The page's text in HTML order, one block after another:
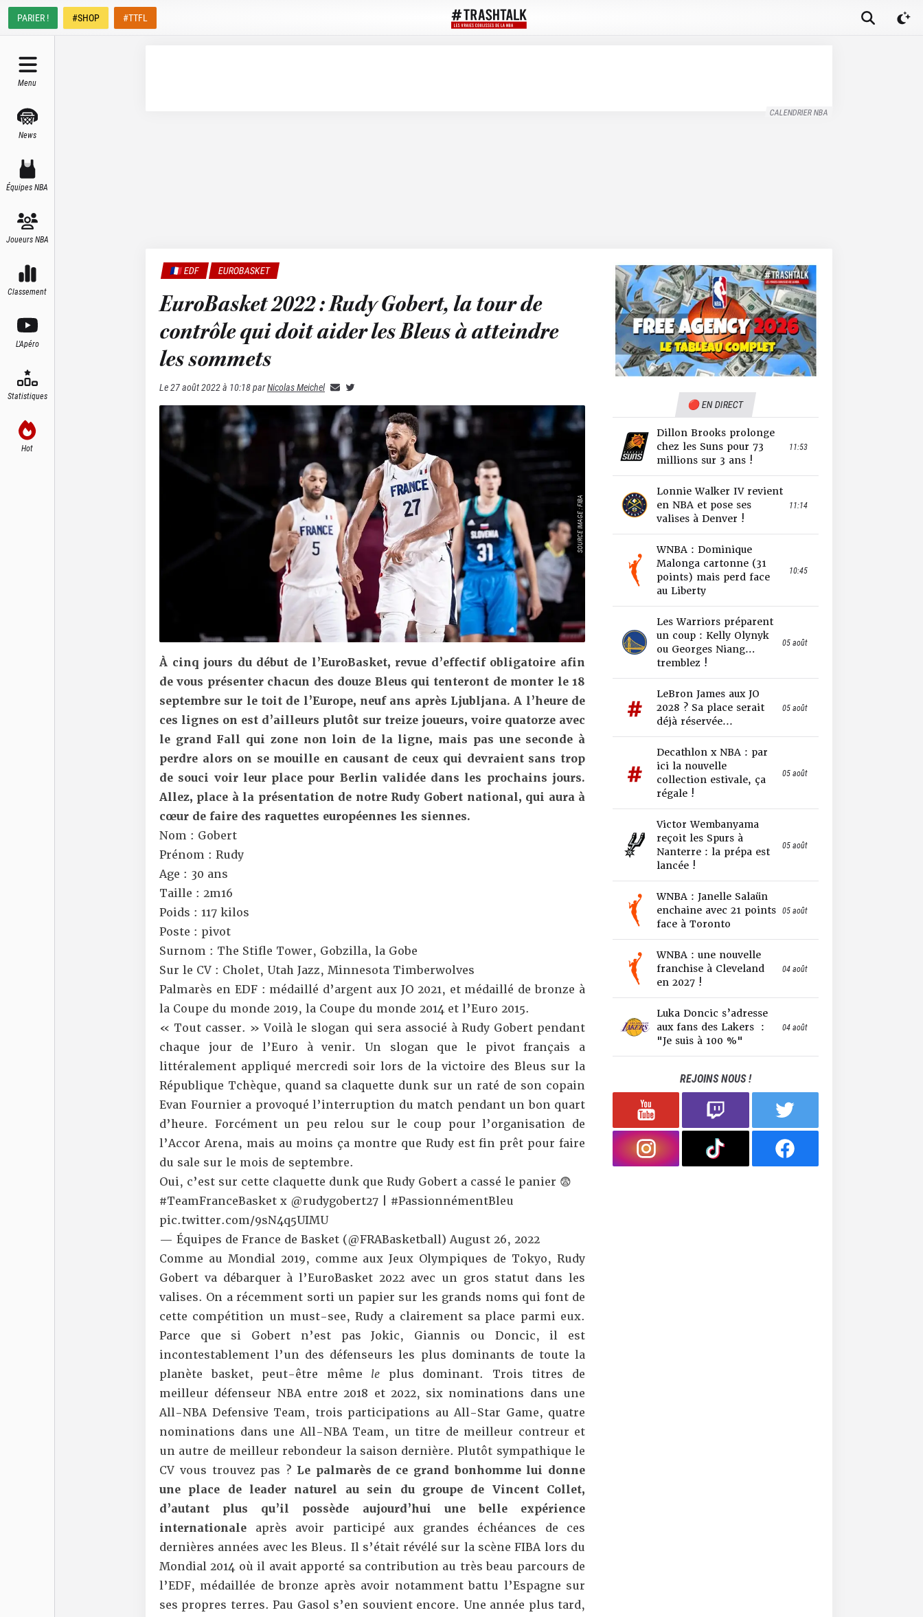
PARIER ! #SHOP #TTFL
Menu
News
Équipes NBA
Joueurs NBA
Classement
L'Apéro
Statistiques
Hot
CALENDRIER NBA
🇫🇷 EDF EUROBASKET
EuroBasket 2022 : Rudy Gobert, la tour de
contrôle qui doit aider les Bleus à atteindre
les sommets
Le27 août 2022 à 10:18parNicolas Meichel
SOURCE IMAGE : FIBA
À cinq jours du début de l’EuroBasket, revue d’effectif obligatoire afin
de vous présenter chacun des douze Bleus qui tenteront de monter le 18
septembre sur le toit de l’Europe, neuf ans après Ljubljana. A l’heure de
ces lignes on est d’ailleurs plutôt sur treize joueurs, voire quatorze avec
le grand Fall qui zone non loin de la ligne, mais pas une seconde à
perdre alors on se mouille en causant de ceux qui devraient sans trop
de souci voir leur place pour Berlin validée dans les prochains jours.
Allez, place à la présentation de notre Rudy Gobert national, qui aura à
cœur de faire des raquettes européennes les siennes.
Nom : Gobert
Prénom : Rudy
Age : 30 ans
Taille : 2m16
Poids : 117 kilos
Poste : pivot
Surnom : The Stifle Tower, Gobzilla, la Gobe
Sur le CV : Cholet, Utah Jazz, Minnesota Timberwolves
Palmarès en EDF : médaillé d’argent aux JO 2021, et médaillé de bronze à
la Coupe du monde 2019, la Coupe du monde 2014 et l’Euro 2015.
« Tout casser. » Voilà le slogan qui sera associé à Rudy Gobert pendant
chaque jour de l’Euro à venir. Un slogan que le pivot français a
littéralement appliqué mercredi soir lors de la victoire des Bleus sur la
République Tchèque, quand sa claquette dunk sur un raté de son copain
Evan Fournier a provoqué l’interruption du match pendant un bon quart
d’heure. Forcément un peu relou sur le coup pour l’organisation de
l’Accor Arena, mais au moins ça montre que Rudy est fin prêt pour faire
du sale sur le mois de septembre.
Oui, c’est sur cette claquette dunk que Rudy Gobert a cassé le panier 😨
#TeamFranceBasket x @rudygobert27
#PassionnémentBleu
pic.twitter.com/9sN4q5UIMU
— Équipes de France de Basket (@FRABasketball)August 26, 2022
Comme au Mondial 2019, comme aux Jeux Olympiques de Tokyo, Rudy
Gobert va débarquer à l’EuroBasket 2022 avec un gros statut dans les
valises. On a récemment sorti un papier sur les grands noms qui font de
cette compétition un must-see, Rudy a clairement sa place parmi eux.
Parce que si Gobert n’est pas Jokic, Giannis ou Doncic, il est
incontestablement l’un des défenseurs les plus dominants de toute la
planète basket, peut-être même le plus dominant. Trois titres de
meilleur défenseur NBA entre 2018 et 2022, six nominations dans une
All-NBA Defensive Team, trois participations au All-Star Game, quatre
nominations dans une All-NBA Team, un titre de meilleur contreur et
un autre de meilleur rebondeur la saison dernière. Plutôt sympathique le
CV vous trouvez pas ? Le palmarès de ce grand bonhomme lui donne
une place de leader naturel au sein du groupe de Vincent Collet,
d’autant plus qu’il possède aujourd’hui une belle expérience
internationale après avoir participé aux grandes échéances de ces
dernières années avec les Bleus. Il s’était révélé sur la scène FIBA lors du
Mondial 2014 où il avait apporté sa contribution au très beau parcours de
l’EDF, médaillée de bronze après avoir notamment battu l’Espagne sur
ses propres terres. Pau Gasol s’en souvient encore. Une année plus tard,
🔴 EN DIRECT
Dillon Brooks prolonge
chez les Suns pour 73
millions sur 3 ans !
11:53
Lonnie Walker IV revient
en NBA et pose ses
valises à Denver !
11:14
WNBA : Dominique
Malonga cartonne (31
points) mais perd face
au Liberty
10:45
Les Warriors préparent
un coup : Kelly Olynyk
ou Georges Niang…
tremblez !
05 août
LeBron James aux JO
2028 ? Sa place serait
déjà réservée...
05 août
Decathlon x NBA : par
ici la nouvelle
collection estivale, ça
régale !
05 août
Victor Wembanyama
reçoit les Spurs à
Nanterre : la prépa est
lancée !
05 août
WNBA : Janelle Salaün
enchaine avec 21 points
face à Toronto
05 août
WNBA : une nouvelle
franchise à Cleveland
en 2027 !
04 août
Luka Doncic s’adresse
aux fans des Lakers :
"Je suis à 100 %"
04 août
REJOINS NOUS !